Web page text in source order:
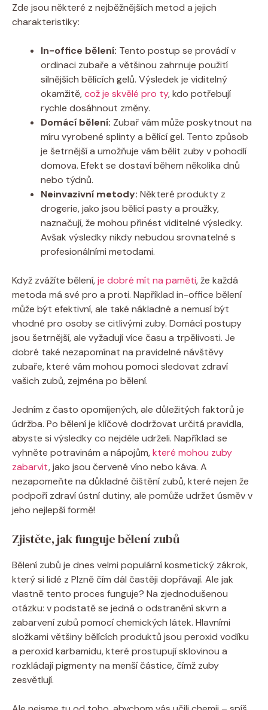
Zde jsou některé z nejběžnějších metod a jejich
‍charakteristiky:
In-office bělení: Tento postup‌ se provádí v
ordinaci zubaře a většinou ‍zahrnuje použití
silnějších bělících gelů. Výsledek je viditelný
okamžitě,což je skvělé pro ty, kdo potřebují
rychle dosáhnout změny.
Domácí bělení: Zubař vám může‌ poskytnout na
míru vyrobené splinty a⁢ bělící gel.⁢ Tento způsob
je ‌šetrnější‌ a ​umožňuje vám⁤ bělit zuby v pohodlí
domova. Efekt se dostaví během několika dnů
nebo týdnů.
Neinvazivní metody: Některé produkty z
drogerie, jako jsou⁢ bělicí⁣ pasty a proužky,
naznačují, že ‌mohou přinést viditelné ​výsledky. ​
Avšak výsledky nikdy nebudou srovnatelné s
profesionálními metodami.
Když ⁢zvážíte bělení,je dobré mít na ⁢paměti, že každá
metoda má své⁢ pro a proti. Například ⁣in-office bělení
může být efektivní, ale také nákladné a ‍nemusí být
vhodné ‍pro​ osoby se citlivými zuby. Domácí postupy
jsou šetrnější, ale vyžadují ​více ⁣času a trpělivosti.​ Je
dobré také​ nezapomínat na pravidelné návštěvy
⁢zubaře, které vám mohou pomoci sledovat zdraví
vašich ‌zubů, zejména po ⁢bělení.
Jedním​ z ‌často opomíjených, ⁣ale důležitých faktorů je
‍údržba. Po bělení je ⁢klíčové dodržovat určitá⁤ pravidla,
abyste si výsledky ‌co nejdéle udrželi. Například se
vyhněte potravinám a nápojům, ⁣které mohou zuby
zabarvit, jako jsou červené víno nebo ⁢káva. A
nezapomeňte na důkladné čištění zubů, které nejen že
podpoří zdraví ústní​ dutiny, ale pomůže udržet úsměv v
jeho nejlepší formě!
Zjistěte, jak funguje bělení zubů
Bělení zubů je⁣ dnes ‍velmi populární kosmetický‍ zákrok,
který si lidé ⁢z Plzně čím dál⁢ častěji dopřávají. Ale jak
vlastně tento‌ proces funguje? Na zjednodušenou
otázku: v podstatě se ⁢jedná o ⁤odstranění⁤ skvrn a
zabarvení ⁤zubů pomocí chemických látek. Hlavními
složkami ⁢většiny bělících produktů jsou peroxid vodíku
a peroxid karbamidu, které prostupují ⁣sklovinou ⁣a
rozkládají pigmenty ⁤na ⁤menší ‍částice, čímž zuby
zesvětlují.